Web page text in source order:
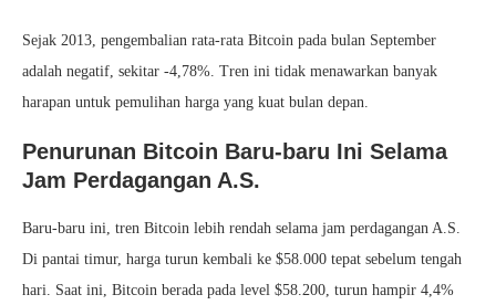
Sejak 2013, pengembalian rata-rata Bitcoin pada bulan September
adalah negatif, sekitar -4,78%. Tren ini tidak menawarkan banyak
harapan untuk pemulihan harga yang kuat bulan depan.
Penurunan Bitcoin Baru-baru Ini Selama
Jam Perdagangan A.S.
Baru-baru ini, tren Bitcoin lebih rendah selama jam perdagangan A.S.
Di pantai timur, harga turun kembali ke $58.000 tepat sebelum tengah
hari. Saat ini, Bitcoin berada pada level $58.200, turun hampir 4,4%